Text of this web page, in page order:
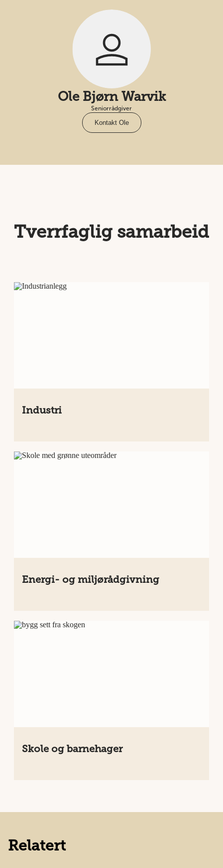
Ole Bjørn Warvik
Seniorrådgiver
Kontakt Ole
Tverrfaglig samarbeid
Industri
Energi- og miljørådgivning
Skole og barnehager
Relatert